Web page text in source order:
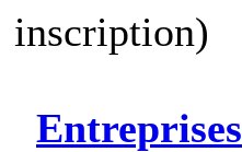
inscription)
Entreprises